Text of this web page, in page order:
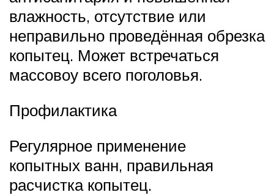
влажность, отсутствие или
неправильно проведённая обрезка
копытец. Может встречаться
массовоу всего поголовья.
Профилактика
Регулярное применение
копытных ванн, правильная
расчистка копытец.